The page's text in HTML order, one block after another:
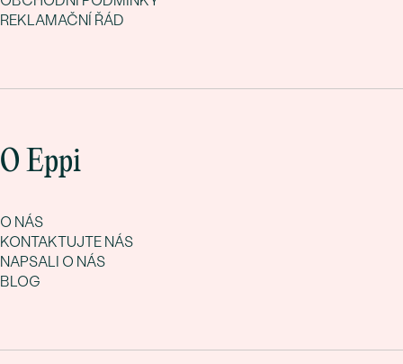
REKLAMAČNÍ ŘÁD
O Eppi
O NÁS
KONTAKTUJTE NÁS
NAPSALI O NÁS
BLOG